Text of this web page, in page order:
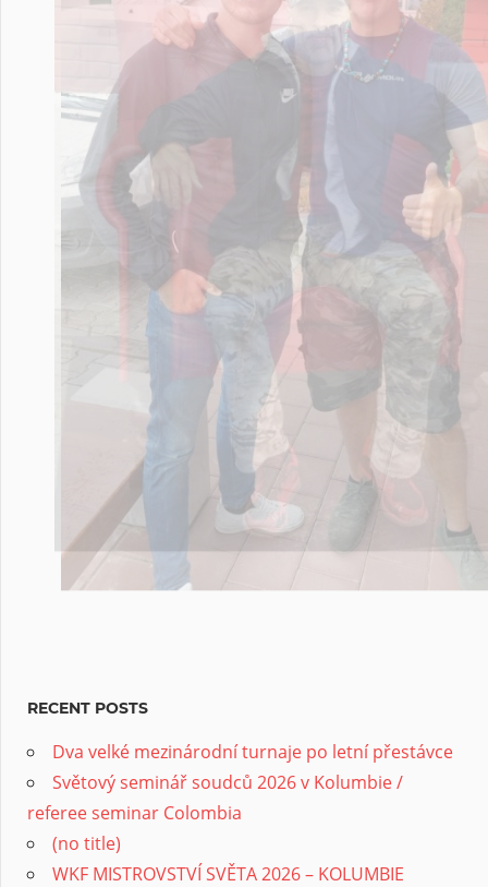
RECENT POSTS
Dva velké mezinárodní turnaje po letní přestávce
Světový seminář soudců 2026 v Kolumbie /
referee seminar Colombia
(no title)
WKF MISTROVSTVÍ SVĚTA 2026 – KOLUMBIE